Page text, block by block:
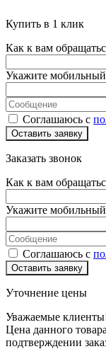
Купить в 1 клик
Как к вам
Укажите
Соглашаюсь с
Оставить заявку
Заказать звонок
Как к вам
Укажите
Соглашаюсь с
Оставить заявку
Уточнение цены
Уважаемые
Цена данного
подтверждении